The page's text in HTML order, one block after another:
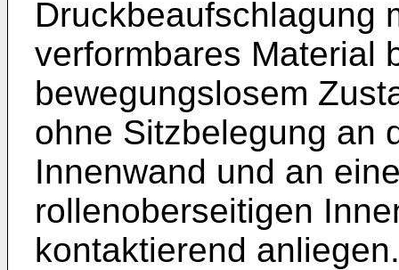
Druckbeaufschlagung
verformbares Material
bewegungslosem
ohne Sitzbelegung an
Innenwand und an
rollenoberseitigen
kontaktierend anliegen.